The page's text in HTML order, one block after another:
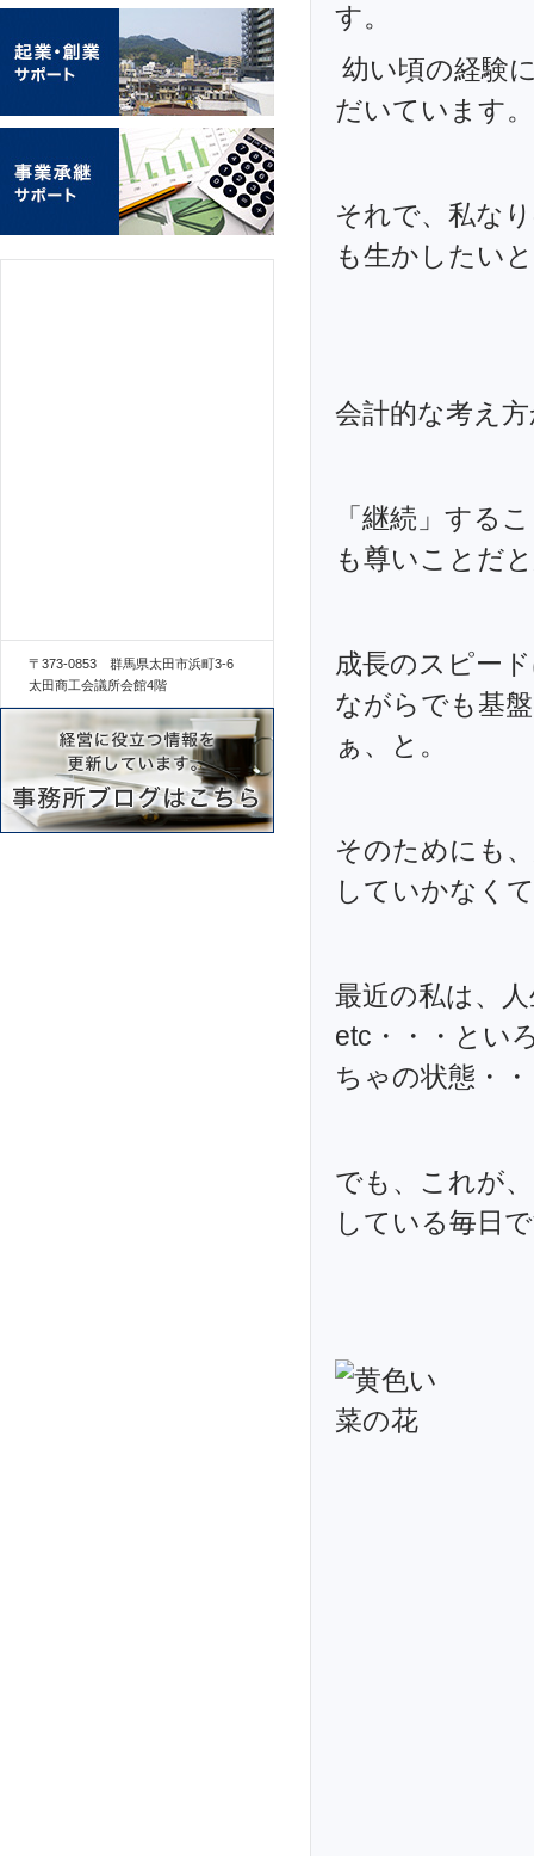
す。
幼い頃の経験
だいています。
それで、私な
も生かしたい
会計的な考え
「継続」する
も尊いことだ
成長のスピー
ながらでも基
ぁ、と。
そのためにも
していかなく
最近の私は、
etc・・・とい
ちゃの状態・
でも、これが
している毎日
〒373-0853 群馬県太田市浜町3-6
太田商工会議所会館4階